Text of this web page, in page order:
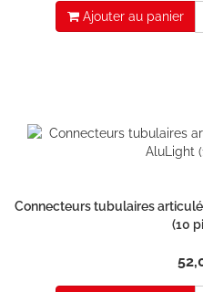
Ajouter au panier
Connecteurs tubulaires
(10